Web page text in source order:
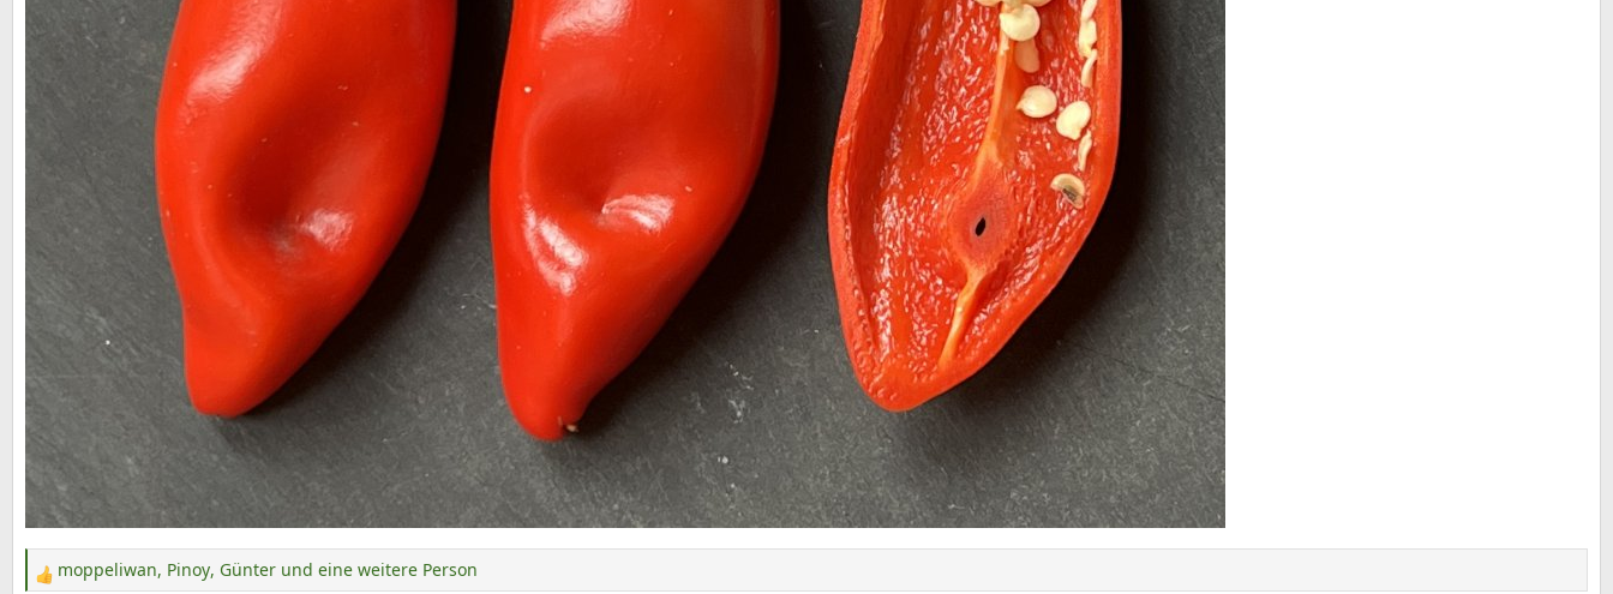
R
moppeliwan, Pinoy, Günter und eine weitere Person